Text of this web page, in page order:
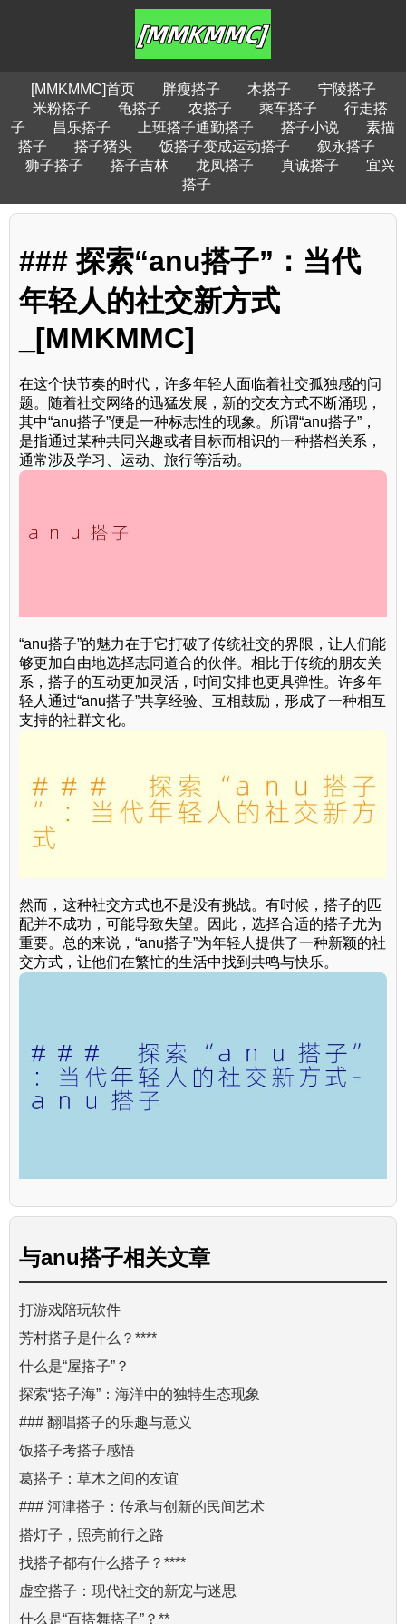
[MMKMMC]首页 胖瘦搭子 木搭子
宁陵搭子
米粉搭子
龟搭子 农搭子 乘车搭子
行走搭
子
昌乐搭子 上班搭子通勤搭子 搭子小说
素描
搭子
搭子猪头 饭搭子变成运动搭子
叙永搭子
狮子搭子
搭子吉林 龙凤搭子 真诚搭子
宜兴
搭子
### 探索“anu搭子”：当代
年轻人的社交新方式
_[MMKMMC]
在这个快节奏的时代，许多年轻人面临着社交孤独感的问
题。随着社交网络的迅猛发展，新的交友方式不断涌现，
其中“anu搭子”便是一种标志性的现象。所谓“anu搭子”，
是指通过某种共同兴趣或者目标而相识的一种搭档关系，
通常涉及学习、运动、旅行等活动。
“anu搭子”的魅力在于它打破了传统社交的界限，让人们能
够更加自由地选择志同道合的伙伴。相比于传统的朋友关
系，搭子的互动更加灵活，时间安排也更具弹性。许多年
轻人通过“anu搭子”共享经验、互相鼓励，形成了一种相互
支持的社群文化。
然而，这种社交方式也不是没有挑战。有时候，搭子的匹
配并不成功，可能导致失望。因此，选择合适的搭子尤为
重要。总的来说，“anu搭子”为年轻人提供了一种新颖的社
交方式，让他们在繁忙的生活中找到共鸣与快乐。
与anu搭子相关文章
打游戏陪玩软件
芳村搭子是什么？****
什么是“屋搭子”？
探索“搭子海”：海洋中的独特生态现象
### 翻唱搭子的乐趣与意义
饭搭子考搭子感悟
葛搭子：草木之间的友谊
### 河津搭子：传承与创新的民间艺术
搭灯子，照亮前行之路
找搭子都有什么搭子？****
虚空搭子：现代社交的新宠与迷思
什么是“百搭舞搭子”？**